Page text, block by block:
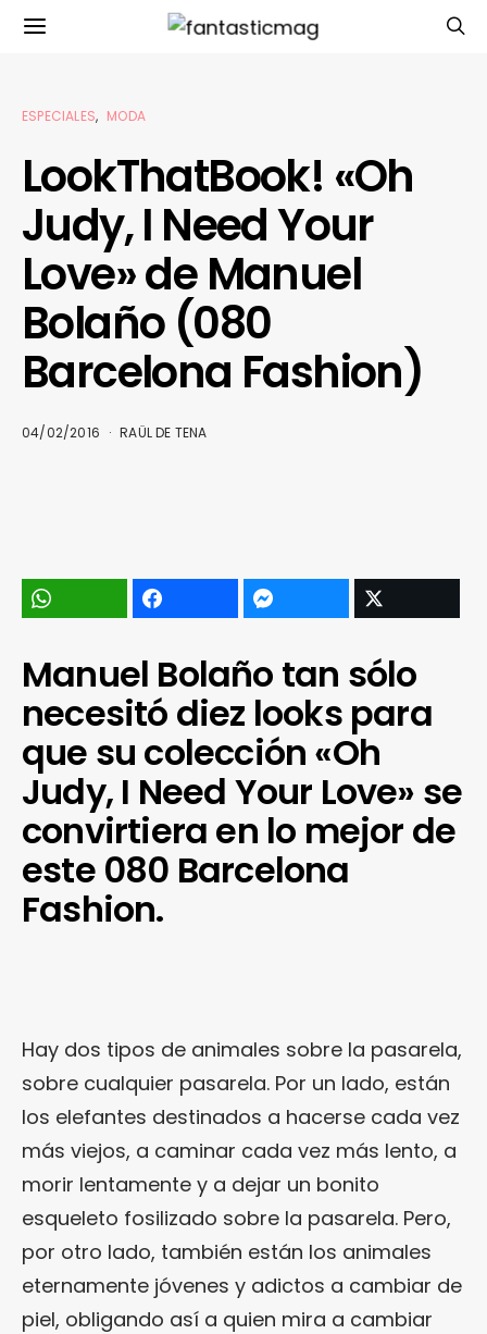
ESPECIALES MODA
LookThatBook! «Oh
Judy, I Need Your
Love» de Manuel
Bolaño (080
Barcelona Fashion)
04/02/2016 RAÜL DE TENA
Manuel Bolaño tan sólo
necesitó diez looks para
que su colección «Oh
Judy, I Need Your Love» se
convirtiera en lo mejor de
este 080 Barcelona
Fashion.
Hay dos tipos de animales sobre la pasarela,
sobre cualquier pasarela. Por un lado, están
los elefantes destinados a hacerse cada vez
más viejos, a caminar cada vez más lento, a
morir lentamente y a dejar un bonito
esqueleto fosilizado sobre la pasarela. Pero,
por otro lado, también están los animales
eternamente jóvenes y adictos a cambiar de
piel, obligando así a quien mira a cambiar